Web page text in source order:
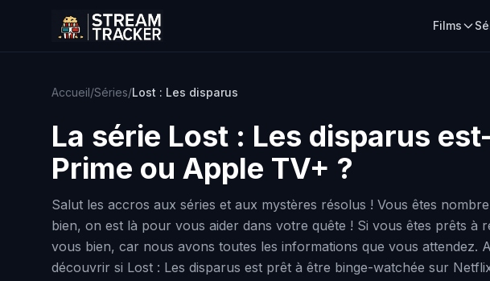
Films
Accueil/Séries/Lost : Les disparus
La série Lost : Les disparus
Prime ou Apple TV+ ?
Salut les accros aux séries et aux mystères résolus ! Vous êtes
bien, on est là pour vous aider dans votre quête ! Si vous êtes prêts
vous bien, car nous avons toutes les informations que vous
découvrir si Lost : Les disparus est prêt à être binge-watchée sur